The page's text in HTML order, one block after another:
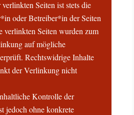
Seiten ist stets die
oder Betreiber*in der Seiten
verlinkten Seiten wurden zum
auf mögliche
Rechtswidrige Inhalte
der Verlinkung nicht
Kontrolle der
jedoch ohne konkrete